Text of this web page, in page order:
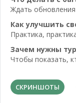
Ждать
Как улучшить
Практика,
Зачем нужны
Чтобы показать,
СКРИНШОТЫ